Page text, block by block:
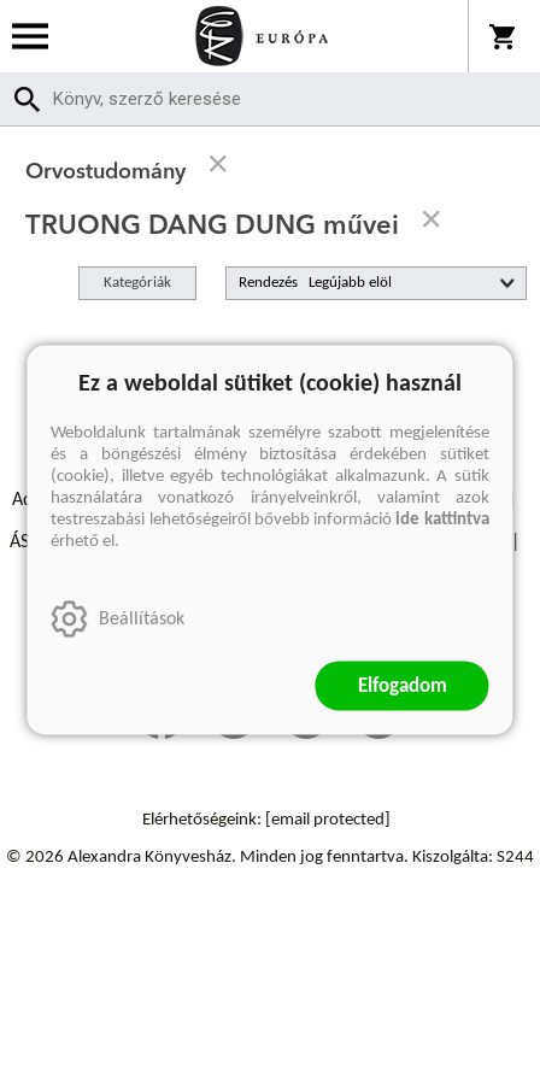
Orvostudomány
TRUONG DANG DUNG művei
Kategóriák Rendezés
A keresett kifejezésre nincs találat
Adatvédelmi szabályzatok Elállási felmondási nyilatkozat
ÁSZF - Vásárlási feltételek
Szállítási információk
Elérhetőségeink: [email protected]
© 2026 Alexandra Könyvesház. Minden jog fenntartva. Kiszolgálta: S244
Ez a weboldal sütiket (cookie) használ
Weboldalunk tartalmának személyre szabott megjelenítése
és a böngészési élmény biztosítása érdekében sütiket
(cookie), illetve egyéb technológiákat alkalmazunk. A sütik
használatára vonatkozó irányelveinkről, valamint azok
testreszabási lehetőségeiről bővebb információide kattintva
érhető el.
Beállítások
Elfogadom